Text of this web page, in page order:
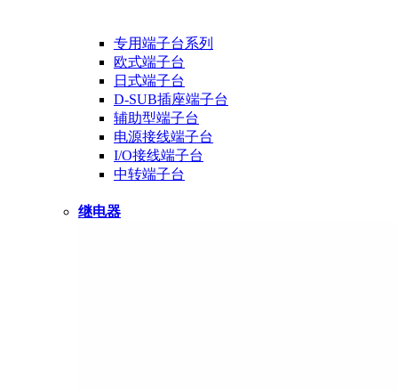
专用端子台系列
欧式端子台
日式端子台
D-SUB插座端子台
辅助型端子台
电源接线端子台
I/O接线端子台
中转端子台
继电器